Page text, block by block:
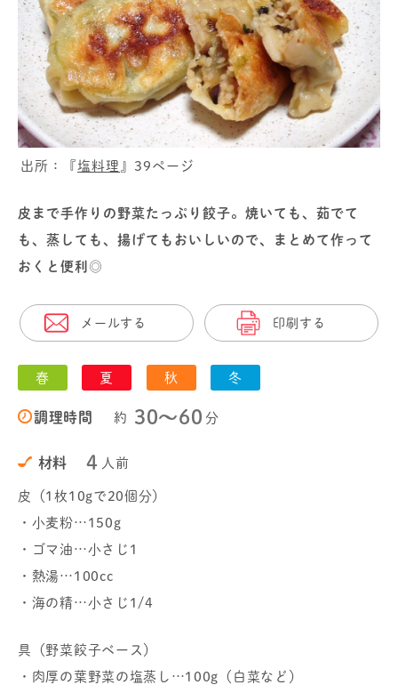
出所：『塩料理 』39ページ
皮まで手作りの野菜たっぷり餃子。焼いても、茹でて
も、蒸しても、揚げてもおいしいので、まとめて作って
おくと便利◎
メールする 印刷する
春 夏 秋 冬
調理時間 約 30〜60 分
材料 4 人前
皮（1枚10gで20個分）
・小麦粉…150g
・ゴマ油…小さじ1
・熱湯…100cc
・海の精…小さじ1/4
具（野菜餃子ベース）
・肉厚の葉野菜の塩蒸し…100g（白菜など）